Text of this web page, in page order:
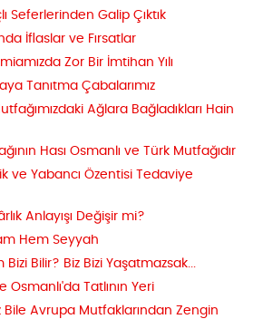
Seferlerinden Galip Çıktık
İflaslar ve Fırsatlar
Zor Bir İmtihan Yılı
Tanıtma Çabalarımız
Ağlara Bağladıkları Hain
Hası Osmanlı ve Türk Mutfağıdır
ve Yabancı Özentisi Tedaviye
Anlayışı Değişir mi?
Hem Seyyah
Bizi Bilir? Biz Bizi Yaşatmazsak...
Osmanlı'da Tatlının Yeri
Bile Avrupa Mutfaklarından Zengin